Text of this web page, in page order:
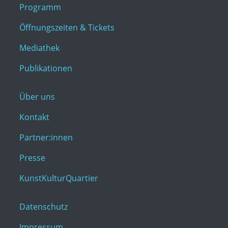
Programm
Öffnungszeiten & Tickets
Mediathek
Publikationen
Über uns
Kontakt
Partner:innen
Presse
KunstKulturQuartier
Datenschutz